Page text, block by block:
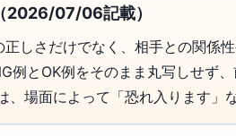
2026/07/06記載）
しさだけでなく、相手との関係
例とOK例をそのまま丸写しせず
、場面によって「恐れ入ります」